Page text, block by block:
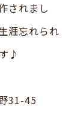
されまし
涯忘れられ
♪
31-45